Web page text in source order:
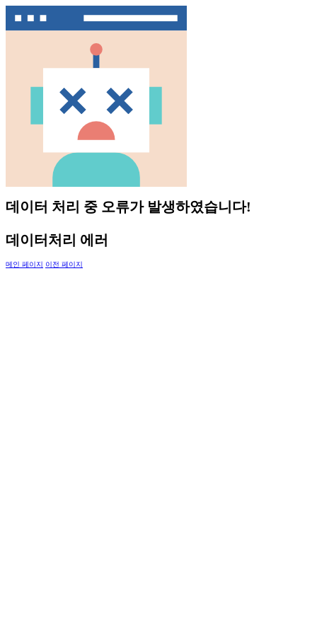
데이터 처리 중 오류가 발생하였습니다!
데이터처리 에러
메인 페이지 이전 페이지